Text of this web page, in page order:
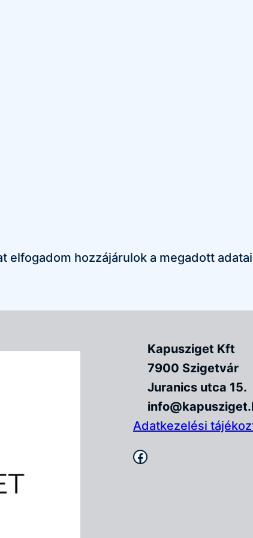
hozzájárulok a megadott
Kapusziget Kft
7900 Szigetvár
Juranics utca 15.
Adatkezelési
Facebook